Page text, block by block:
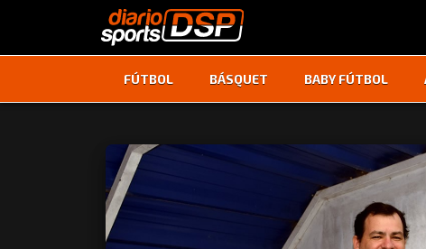
FÚTBOL BÁSQUET BABY FÚTBOL